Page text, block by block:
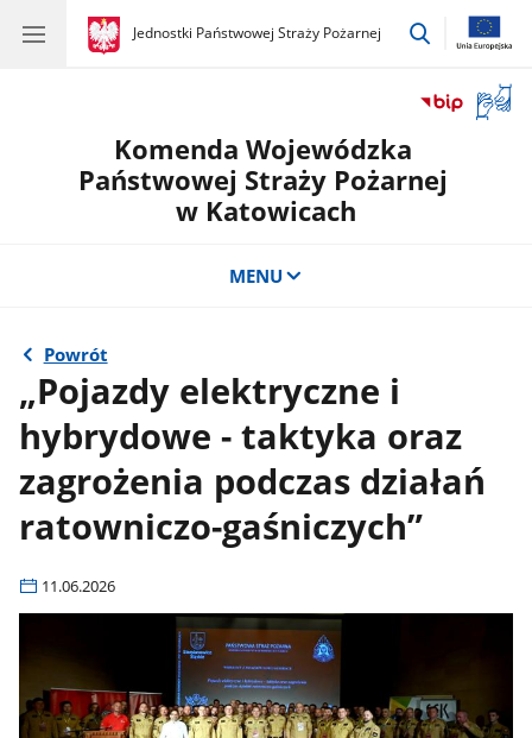
gov.pl
Jednostki Państwowej Straży Pożarnej
gov.pl
Jednostki
przejdź
okno
Komenda Wojewódzka
Państwowej Straży Pożarnej
w Katowicach
MENU
Powrót
„Pojazdy elektryczne i
hybrydowe - taktyka oraz
zagrożenia podczas działań
ratowniczo-gaśniczych”
11.06.2026